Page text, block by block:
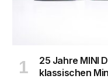
25 Jahre MINI
klassischen